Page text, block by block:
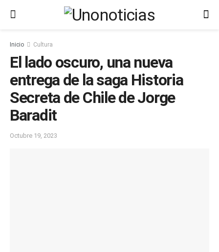
Inicio Cultura
El lado oscuro, una nueva
entrega de la saga Historia
Secreta de Chile de Jorge
Baradit
Octubre 19, 2023